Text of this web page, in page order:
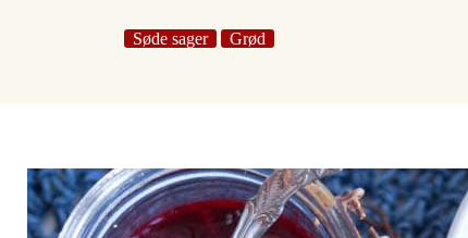
Søde sager Grød